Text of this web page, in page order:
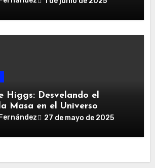
Higgs: Desvelando el
Masa en el Universo
27 de mayo de 2025